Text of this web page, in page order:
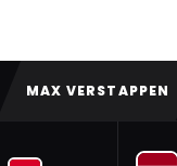
MAX VERSTAPPEN